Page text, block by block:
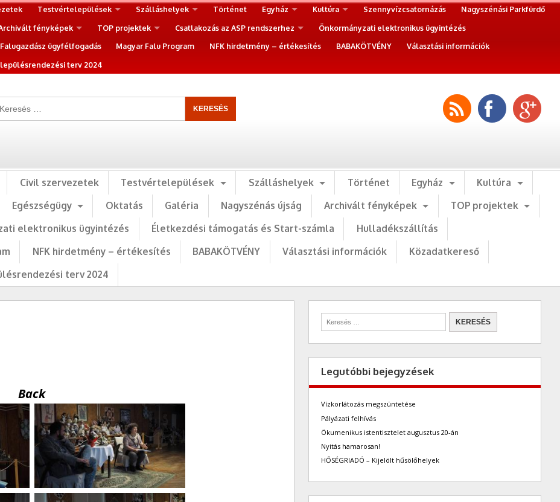
Testvértelepülések Szálláshelyek Történet Egyház Kultúra Szennyvízcsatornázás
Nagyszénási Parkfürdő
fényképek TOP projektek Csatlakozás az ASP rendszerhez
Önkormányzati elektronikus ügyintézés
Falugazdász ügyfélfogadás Magyar Falu Program NFK hirdetmény – értékesítés BABAKÖTVÉNY
Választási információk
terv 2024
Civil szervezetek Testvértelepülések Szálláshelyek Történet Egyház
Kultúra
Egészségügy Oktatás Galéria Nagyszénás újság Archivált fényképek
TOP projektek
elektronikus ügyintézés Életkezdési támogatás és Start-számla
Hulladékszállítás
NFK hirdetmény – értékesítés BABAKÖTVÉNY Választási információk
Közadatkereső
terv 2024
Back
Legutóbbi bejegyzések
Vízkorlátozás megszüntetése
Pályázati felhívás
Ökumenikus istentisztelet augusztus 20-án
Nyitás hamarosan!
HŐSÉGRIADÓ – Kijelölt hűsölőhelyek